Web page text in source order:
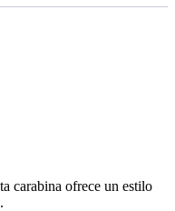
carabina ofrece un estilo